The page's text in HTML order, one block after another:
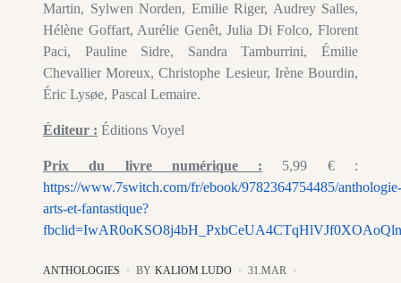
Martin, Sylwen Norden, Emilie Riger, Audrey Salles,
Hélène Goffart, Aurélie Genêt, Julia Di Folco, Florent
Paci, Pauline Sidre, Sandra Tamburrini, Émilie
Chevallier Moreux, Christophe Lesieur, Irène Bourdin,
Éric Lysøe, Pascal Lemaire.
Éditeur : Éditions Voyel
Prix du livre numérique : 5,99 € :
https://www.7switch.com/fr/ebook/9782364754485/anthologie-
arts-et-fantastique?
ANTHOLOGIES BY KALIOM LUDO
31.MAR